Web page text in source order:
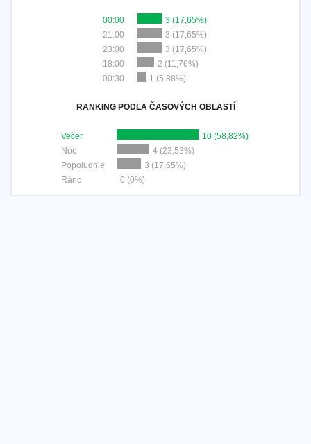
00:00
3 (17,65%)
21:00
3 (17,65%)
23:00
3 (17,65%)
18:00
2 (11,76%)
00:30
1 (5,88%)
RANKING PODĽA ČASOVÝCH OBLASTÍ
Večer
10 (58,82%)
Noc
4 (23,53%)
Popoludnie
3 (17,65%)
Ráno
0 (0%)